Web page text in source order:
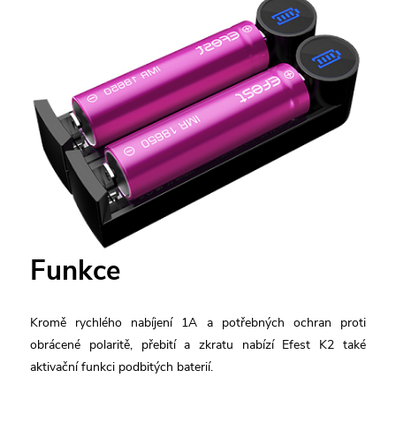
Funkce
Kromě rychlého nabíjení 1A a potřebných ochran proti
obrácené polaritě, přebití a zkratu nabízí Efest K2 také
aktivační funkci podbitých baterií.